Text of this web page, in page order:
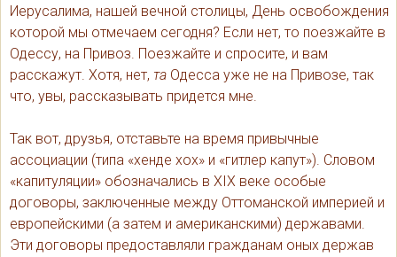
Иерусалима, нашей вечной столицы, День освобождения
которой мы отмечаем сегодня? Если нет, то поезжайте в
Одессу, на Привоз. Поезжайте и спросите, и вам
расскажут. Хотя, нет, та Одесса уже не на Привозе, так
что, увы, рассказывать придется мне.
Так вот, друзья, отставьте на время привычные
ассоциации (типа «хенде хох» и «гитлер капут»). Словом
«капитуляции» обозначались в XIX веке особые
договоры, заключенные между Оттоманской империей и
европейскими (а затем и американскими) державами.
Эти договоры предоставляли гражданам оных держав